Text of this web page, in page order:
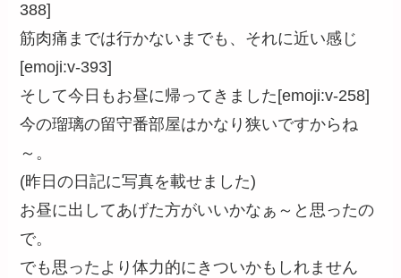
388]
筋肉痛までは行かないまでも、それに近い感じ
[emoji:v-393]
そして今日もお昼に帰ってきました[emoji:v-258]
今の瑠璃の留守番部屋はかなり狭いですからね
～。
(昨日の日記に写真を載せました)
お昼に出してあげた方がいいかなぁ～と思ったの
で。
でも思ったより体力的にきついかもしれません